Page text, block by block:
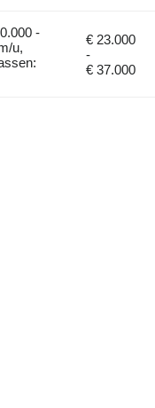
-
u,
€ 23.000
-
€ 37.000